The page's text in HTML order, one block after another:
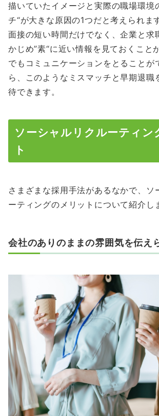
描いていたイメージと実際の職場環境
チ“が大きな原因の1つだと考えられま
面接の短い時間だけでなく、企業と求
かじめ”素“に近い情報を見ておくこと
でもコミュニケーションをとることが
ら、このようなミスマッチと早期退職
待できます。
ソーシャルリクルーティン
ト
さまざまな採用手法があるなかで、ソ
ーティングのメリットについて紹介し
会社のありのままの雰囲気を伝え